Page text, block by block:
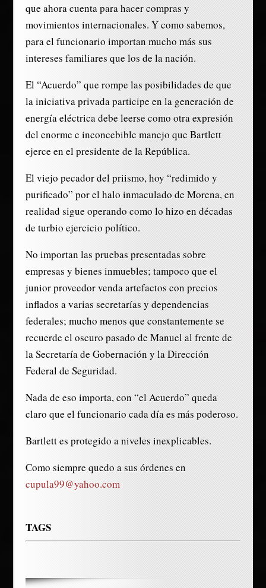
que ahora cuenta para hacer compras y
movimientos internacionales. Y como sabemos,
para el funcionario importan mucho más sus
intereses familiares que los de la nación.
El “Acuerdo” que rompe las posibilidades de que
la iniciativa privada participe en la generación de
energía eléctrica debe leerse como otra expresión
del enorme e inconcebible manejo que Bartlett
ejerce en el presidente de la República.
El viejo pecador del priismo, hoy “redimido y
purificado” por el halo inmaculado de Morena, en
realidad sigue operando como lo hizo en décadas
de turbio ejercicio político.
No importan las pruebas presentadas sobre
empresas y bienes inmuebles; tampoco que el
junior proveedor venda artefactos con precios
inflados a varias secretarías y dependencias
federales; mucho menos que constantemente se
recuerde el oscuro pasado de Manuel al frente de
la Secretaría de Gobernación y la Dirección
Federal de Seguridad.
Nada de eso importa, con “el Acuerdo” queda
claro que el funcionario cada día es más poderoso.
Bartlett es protegido a niveles inexplicables.
Como siempre quedo a sus órdenes en
cupula99@yahoo.com
TAGS